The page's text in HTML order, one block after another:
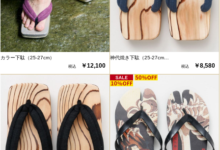
カラー下駄（25-27cm）
￥12,100
神代焼き下駄（25-27cm…
￥8,580